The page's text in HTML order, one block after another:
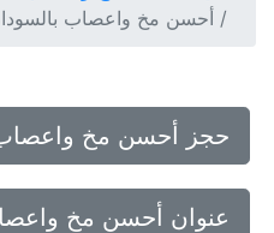
أحسن مخ واعصاب بالسودان
حجز أحسن مخ واعصاب
عنوان أحسن مخ